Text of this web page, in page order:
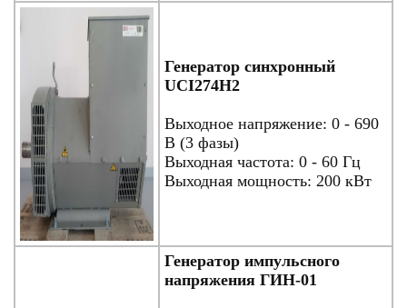
Генератор синхронный
UCI274H2
Выходное напряжение: 0 - 690
В (3 фазы)
Выходная частота: 0 - 60 Гц
Выходная мощность: 200 кВт
Генератор импульсного
напряжения ГИН-01